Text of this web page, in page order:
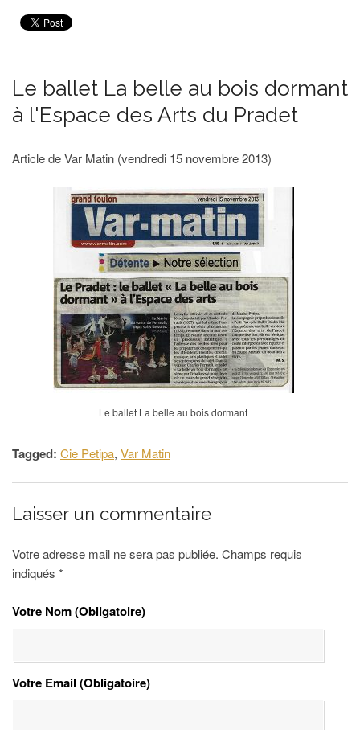
Le ballet La belle au bois dormant
à l'Espace des Arts du Pradet
Article de Var Matin (vendredi 15 novembre 2013)
Le ballet La belle au bois dormant
Tagged: Cie Petipa, Var Matin
Laisser un commentaire
Votre adresse mail ne sera pas publiée. Champs requis
indiqués *
Votre Nom (Obligatoire)
Votre Email (Obligatoire)